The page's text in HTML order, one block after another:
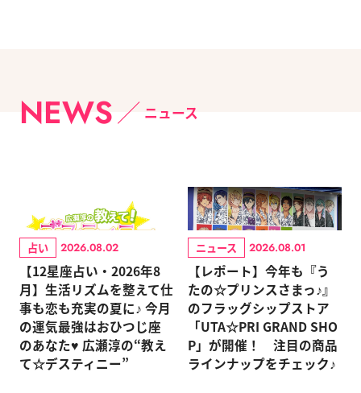
NEWS ニュース
占い 2026.08.02
【12星座占い・2026年8
月】生活リズムを整えて仕
事も恋も充実の夏に♪ 今月
の運気最強はおひつじ座
のあなた♥ 広瀬淳の“教え
て☆デスティニー”
ニュース 2026.08.01
【レポート】今年も『う
たの☆プリンスさまっ♪』
のフラッグシップストア
「UTA☆PRI GRAND SHO
P」が開催！ 注目の商品
ラインナップをチェック♪